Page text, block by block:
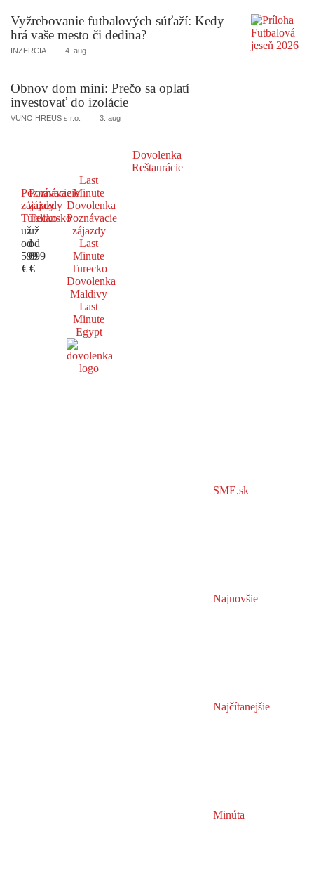
Vyžrebovanie futbalových súťaží: Kedy
hrá vaše mesto či dedina?
INZERCIA 4. aug
Obnov dom mini: Prečo sa oplatí
investovať do izolácie
VUNO HREUS s.r.o. 3. aug
Dovolenka
Reštaurácie
Poznávacie
zájazdy
Turecko
už
od
599
€
Poznávacie
zájazdy
Taliansko
už
od
699
€
Last
Minute
Dovolenka
Poznávacie
zájazdy
Last
Minute
Turecko
Dovolenka
Maldivy
Last
Minute
Egypt
SME.sk
Najnovšie
Najčítanejšie
Minúta